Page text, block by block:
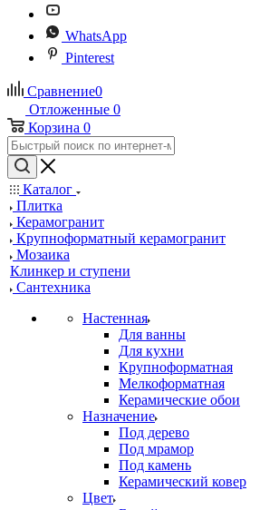
WhatsApp
Pinterest
Сравнение0
Отложенные 0
Корзина 0
Каталог
Плитка
Керамогранит
Крупноформатный керамогранит
Мозаика
Клинкер и ступени
Сантехника
Настенная
Для ванны
Для кухни
Крупноформатная
Мелкоформатная
Керамические обои
Назначение
Под дерево
Под мрамор
Под камень
Керамический ковер
Цвет